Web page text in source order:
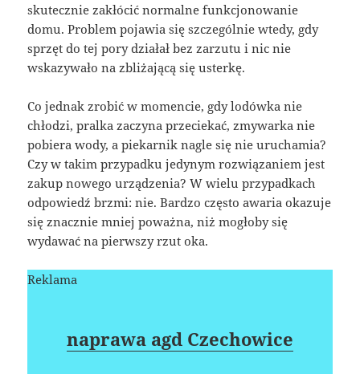
skutecznie zakłócić normalne funkcjonowanie
domu. Problem pojawia się szczególnie wtedy, gdy
sprzęt do tej pory działał bez zarzutu i nic nie
wskazywało na zbliżającą się usterkę.
Co jednak zrobić w momencie, gdy lodówka nie
chłodzi, pralka zaczyna przeciekać, zmywarka nie
pobiera wody, a piekarnik nagle się nie uruchamia?
Czy w takim przypadku jedynym rozwiązaniem jest
zakup nowego urządzenia? W wielu przypadkach
odpowiedź brzmi: nie. Bardzo często awaria okazuje
się znacznie mniej poważna, niż mogłoby się
wydawać na pierwszy rzut oka.
Reklama
naprawa agd Czechowice